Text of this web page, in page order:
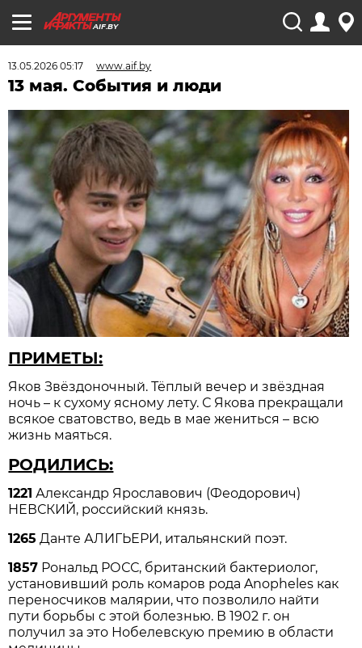
AIF.BY
13.05.2026 05:17 www.aif.by
13 мая. События и люди
ПРИМЕТЫ:
Яков Звёздоночный. Тёплый вечер и звёздная
ночь – к сухому ясному лету. С Якова прекращали
всякое сватовство, ведь в мае жениться – всю
жизнь маяться.
РОДИЛИСЬ:
1221 Александр Ярославович (Феодорович)
НЕВСКИЙ, российский князь.
1265 Данте АЛИГЬЕРИ, итальянский поэт.
1857 Рональд РОСС, британский бактериолог,
установивший роль комаров рода Anopheles как
переносчиков малярии, что позволило найти
пути борьбы с этой болезнью. В 1902 г. он
получил за это Нобелевскую премию в области